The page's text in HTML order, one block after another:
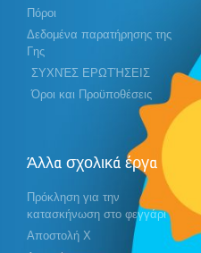
Πόροι
Δεδομένα παρατήρησης της
Γης
ΣΥΧΝΈΣ ΕΡΩΤΉΣΕΙΣ
Όροι και Προϋποθέσεις
Άλλα σχολικά έργα
Πρόκληση για την
κατασκήνωση στο φεγγάρι
Αποστολή X